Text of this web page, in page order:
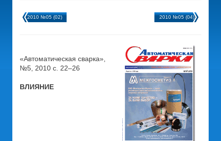
2010 №05 (02) 2010 №05 (04)
«Автоматическая сварка»,
№5, 2010 с. 22–26
ВЛИЯНИЕ